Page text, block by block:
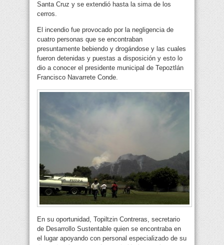
Santa Cruz y se extendió hasta la sima de los
cerros.
El incendio fue provocado por la negligencia de
cuatro personas que se encontraban
presuntamente bebiendo y drogándose y las cuales
fueron detenidas y puestas a disposición y esto lo
dio a conocer el presidente municipal de Tepoztlán
Francisco Navarrete Conde.
En su oportunidad, Topiltzin Contreras, secretario
de Desarrollo Sustentable quien se encontraba en
el lugar apoyando con personal especializado de su